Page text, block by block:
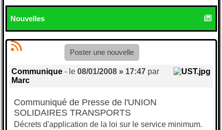
Nouvelles
Poster une nouvelle
Communique - le 08/01/2008 » 17:47par
Marc
Communiqué de Presse de l'UNION
SOLIDAIRES TRANSPORTS
Décrets d'application de la loi sur le service minimum.